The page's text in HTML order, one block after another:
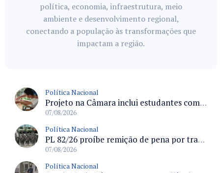
política, economia, infraestrutura, meio
ambiente e desenvolvimento regional,
conectando a população às transformações que
impactam a região.
Política Nacional
Projeto na Câmara inclui estudantes com deficiência no regime escolar especial da LDB e estabelece critérios para frequência
07/08/2026
Política Nacional
PL 82/26 proíbe remição de pena por trabalho em funções militares para condenados por crimes contra o Estado Democrático de Direito
07/08/2026
Política Nacional